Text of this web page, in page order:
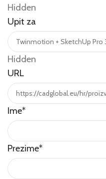
Hidden
Upit za
Hidden
URL
Ime*
Prezime*